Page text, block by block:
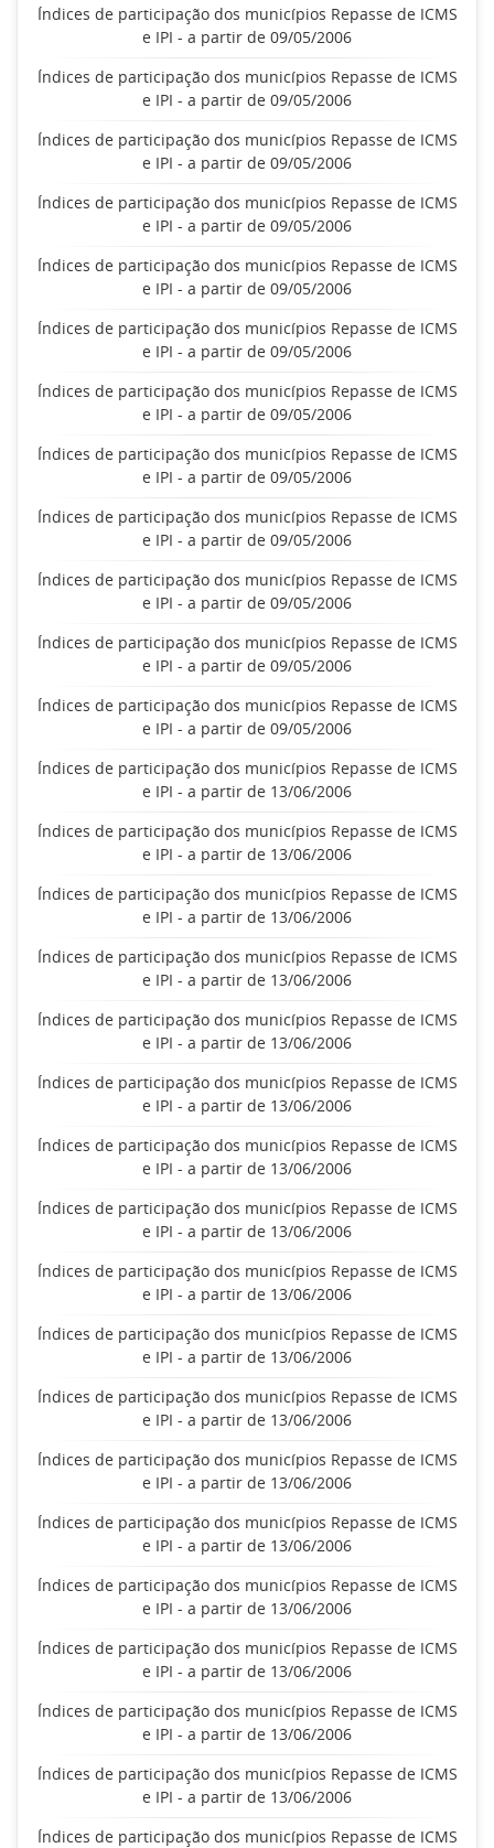
Índices de participação dos municípios Repasse de ICMS
e IPI - a partir de 09/05/2006
Índices de participação dos municípios Repasse de ICMS
e IPI - a partir de 09/05/2006
Índices de participação dos municípios Repasse de ICMS
e IPI - a partir de 09/05/2006
Índices de participação dos municípios Repasse de ICMS
e IPI - a partir de 09/05/2006
Índices de participação dos municípios Repasse de ICMS
e IPI - a partir de 09/05/2006
Índices de participação dos municípios Repasse de ICMS
e IPI - a partir de 09/05/2006
Índices de participação dos municípios Repasse de ICMS
e IPI - a partir de 09/05/2006
Índices de participação dos municípios Repasse de ICMS
e IPI - a partir de 09/05/2006
Índices de participação dos municípios Repasse de ICMS
e IPI - a partir de 09/05/2006
Índices de participação dos municípios Repasse de ICMS
e IPI - a partir de 09/05/2006
Índices de participação dos municípios Repasse de ICMS
e IPI - a partir de 09/05/2006
Índices de participação dos municípios Repasse de ICMS
e IPI - a partir de 09/05/2006
Índices de participação dos municípios Repasse de ICMS
e IPI - a partir de 13/06/2006
Índices de participação dos municípios Repasse de ICMS
e IPI - a partir de 13/06/2006
Índices de participação dos municípios Repasse de ICMS
e IPI - a partir de 13/06/2006
Índices de participação dos municípios Repasse de ICMS
e IPI - a partir de 13/06/2006
Índices de participação dos municípios Repasse de ICMS
e IPI - a partir de 13/06/2006
Índices de participação dos municípios Repasse de ICMS
e IPI - a partir de 13/06/2006
Índices de participação dos municípios Repasse de ICMS
e IPI - a partir de 13/06/2006
Índices de participação dos municípios Repasse de ICMS
e IPI - a partir de 13/06/2006
Índices de participação dos municípios Repasse de ICMS
e IPI - a partir de 13/06/2006
Índices de participação dos municípios Repasse de ICMS
e IPI - a partir de 13/06/2006
Índices de participação dos municípios Repasse de ICMS
e IPI - a partir de 13/06/2006
Índices de participação dos municípios Repasse de ICMS
e IPI - a partir de 13/06/2006
Índices de participação dos municípios Repasse de ICMS
e IPI - a partir de 13/06/2006
Índices de participação dos municípios Repasse de ICMS
e IPI - a partir de 13/06/2006
Índices de participação dos municípios Repasse de ICMS
e IPI - a partir de 13/06/2006
Índices de participação dos municípios Repasse de ICMS
e IPI - a partir de 13/06/2006
Índices de participação dos municípios Repasse de ICMS
e IPI - a partir de 13/06/2006
Índices de participação dos municípios Repasse de ICMS